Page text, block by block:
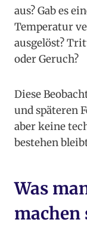
aus? Gab es
Temperatur
ausgelöst?
oder Geruch?
Diese
und späteren
aber keine
bestehen
Was
machen